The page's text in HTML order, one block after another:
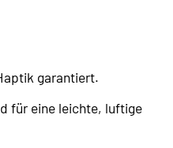
garantiert.
für eine leichte, luftige